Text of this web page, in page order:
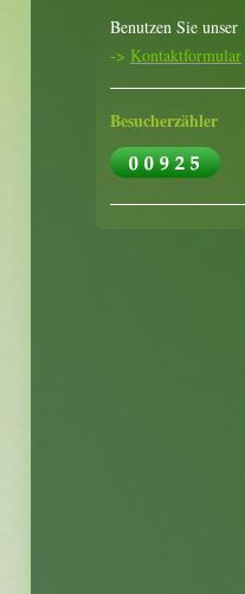
Benutzen Sie unser
-> Kontaktformular
Besucherzähler